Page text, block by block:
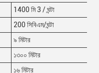
1400 মি 3 / ঘন্টা
200 সিবিএম/ঘন্টা
৯ মিটার
১৩০০ মিটার
১৬ মিটার